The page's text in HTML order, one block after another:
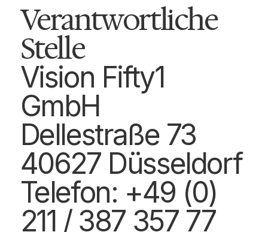
Verantwortliche
Stelle
Vision Fifty1
GmbH
Dellestraße 73
40627 Düsseldorf
Telefon: +49 (0)
211 / 387 357 77